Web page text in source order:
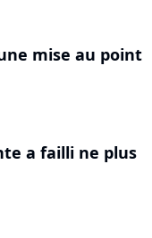
mise au point
a failli ne plus